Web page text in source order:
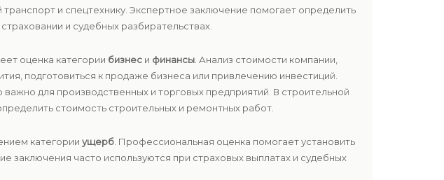
транспорт и спецтехнику. Экспертное заключение помогает определить
и судебных разбирательствах.
оценка категории бизнес и финансы . Анализ стоимости компании,
подготовиться к продаже бизнеса или привлечению инвестиций.
важно для производственных и торговых предприятий. В строительной
стоимость строительных и ремонтных работ.
категории ущерб . Профессиональная оценка помогает установить
заключения часто используются при страховых выплатах и судебных